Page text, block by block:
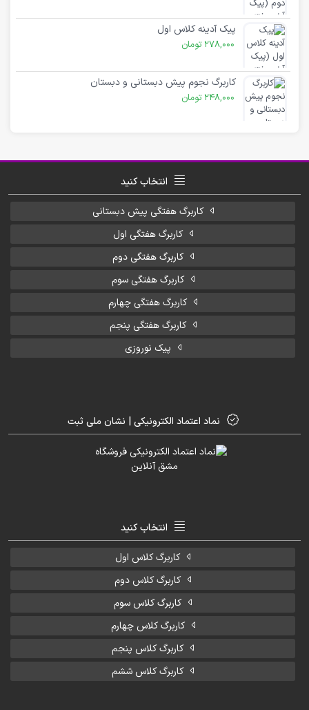
پیک آدینه کلاس اول
278,000 تومان
کاربرگ نجوم پیش دبستانی و دبستان
248,000 تومان
انتخاب کنید
کاربرگ هفتگی پیش دبستانی
کاربرگ هفتگی اول
کاربرگ هفتگی دوم
کاربرگ هفتگی سوم
کاربرگ هفتگی چهارم
کاربرگ هفتگی پنجم
پیک نوروزی
نماد اعتماد الکترونیکی | نشان ملی ثبت
انتخاب کنید
کاربرگ کلاس اول
کاربرگ کلاس دوم
کاربرگ کلاس سوم
کاربرگ کلاس چهارم
کاربرگ کلاس پنجم
کاربرگ کلاس ششم